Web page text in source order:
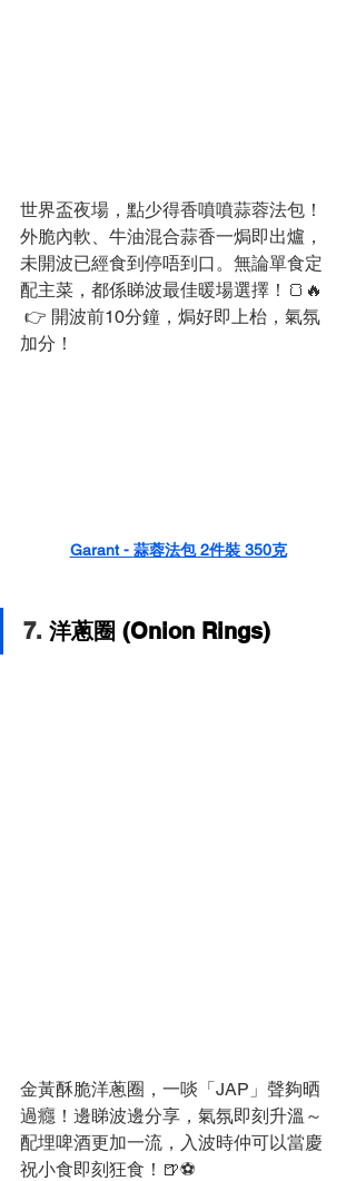
世界盃夜場，點少得香噴噴蒜蓉法包！
外脆內軟、牛油混合蒜香一焗即出爐，
未開波已經食到停唔到口。無論單食定
配主菜，都係睇波最佳暖場選擇！🍞🔥
加分！
Garant - 蒜蓉法包 2件裝 350克
7. 洋蔥圈 (Onion Rings)
金黃酥脆洋蔥圈，一啖「JAP」聲夠晒
過癮！邊睇波邊分享，氣氛即刻升溫～
配埋啤酒更加一流，入波時仲可以當慶
祝小食即刻狂食！🍺⚽